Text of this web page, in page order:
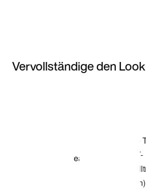
Vervollständige den Look